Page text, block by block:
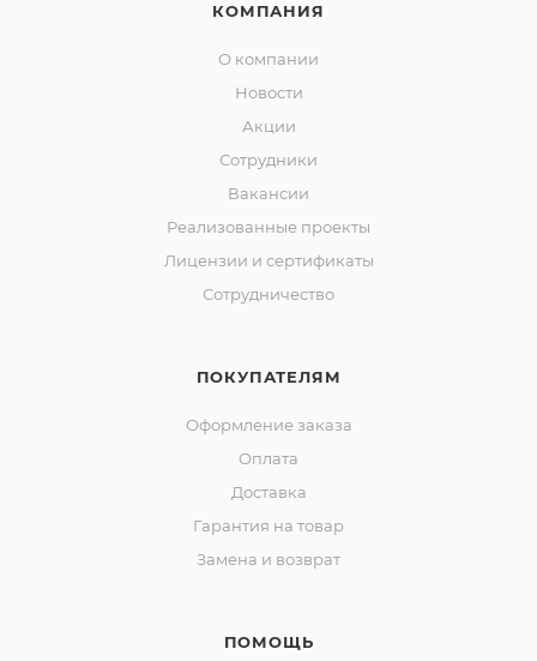
КОМПАНИЯ
О компании
Новости
Акции
Сотрудники
Вакансии
Реализованные проекты
Лицензии и сертификаты
Сотрудничество
ПОКУПАТЕЛЯМ
Оформление заказа
Оплата
Доставка
Гарантия на товар
Замена и возврат
ПОМОЩЬ